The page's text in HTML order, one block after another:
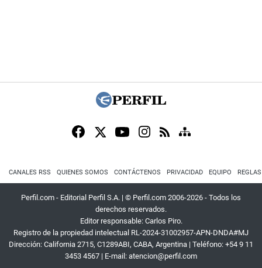
CANALES RSS QUIENES SOMOS CONTÁCTENOS PRIVACIDAD EQUIPO
Perfil.com - Editorial Perfil S.A. | © Perfil.com 2006-2026 - Todos los
derechos reservados.
Editor responsable: Carlos Piro.
Registro de la propiedad intelectual RL-2024-31002957-APN-DNDA#MJ
Dirección: California 2715, C1289ABI, CABA, Argentina | Teléfono: +54 9 11
3453 4567 | E-mail: atencion@perfil.com